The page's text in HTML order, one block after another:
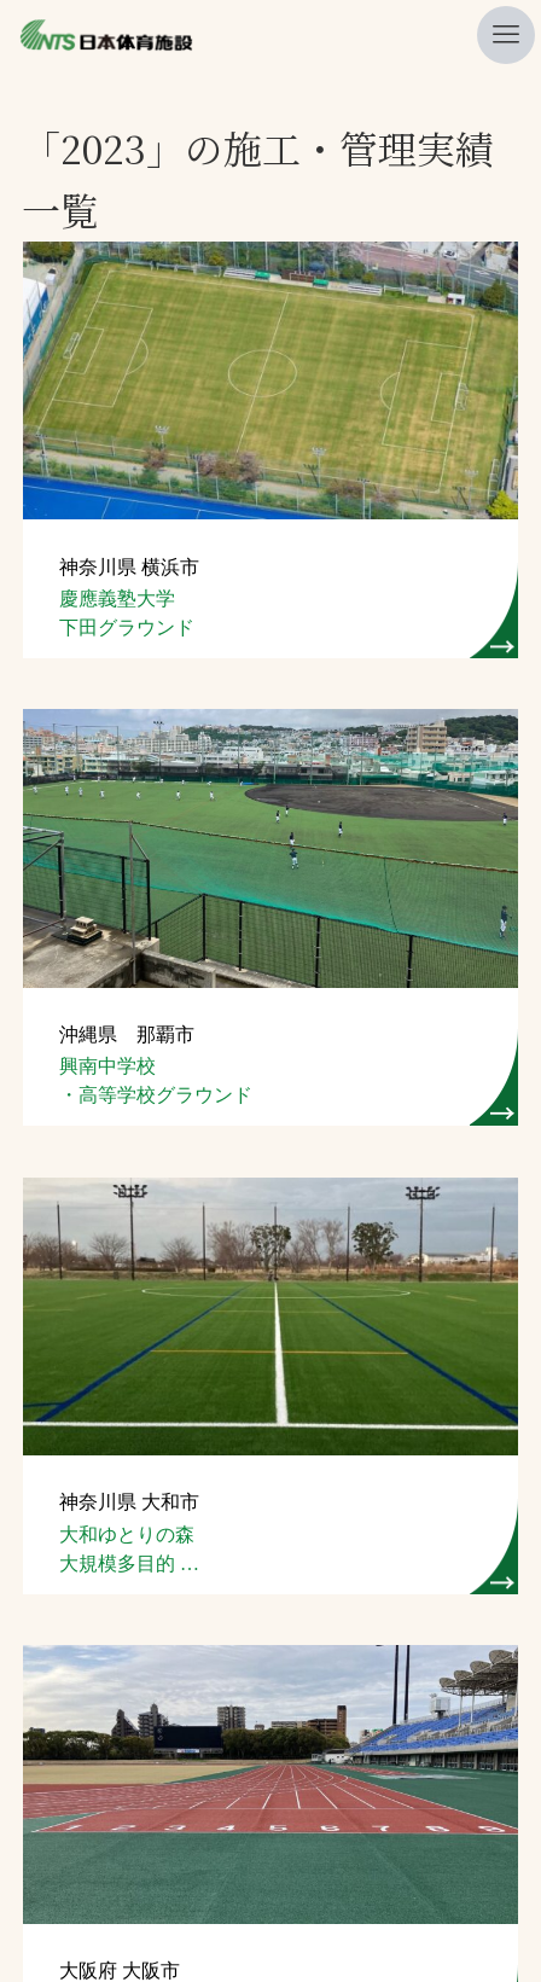
ニュース
プレスリリース
レポート
製品・サービス一覧
施工・管理実績一覧
会社概要
採用情報
検索
お問合せ
お取引先の皆様へ
ソーシャルメディアポリシー
Instagram
文字の見えづらさや操作にお困りの方へ
「2023」の施工・管理実績
一覧
神奈川県 横浜市
慶應義塾大学
下田グラウンド
沖縄県 那覇市
興南中学校
・高等学校グラウンド
神奈川県 大和市
大和ゆとりの森
大規模多目的
大阪府 大阪市